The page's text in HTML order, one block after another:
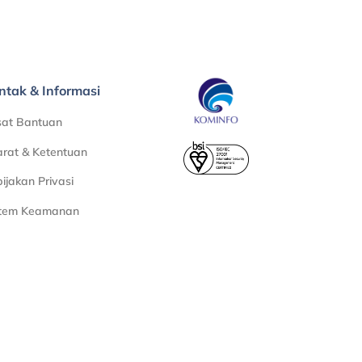
& Informasi
Bantuan
& Ketentuan
Privasi
Keamanan